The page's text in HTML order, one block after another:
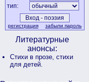
тип:
регистрация забыли пароль
Литературные
анонсы:
Стихи в прозе, стихи
для детей.